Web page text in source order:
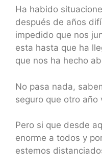
Ha habido
después de años
impedido que nos
esta hasta que ha
que nos ha hecho
No pasa nada,
seguro que otro año
Pero si que desde
enorme a todos y
estemos